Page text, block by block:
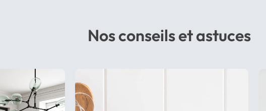
Nos conseils et astuces